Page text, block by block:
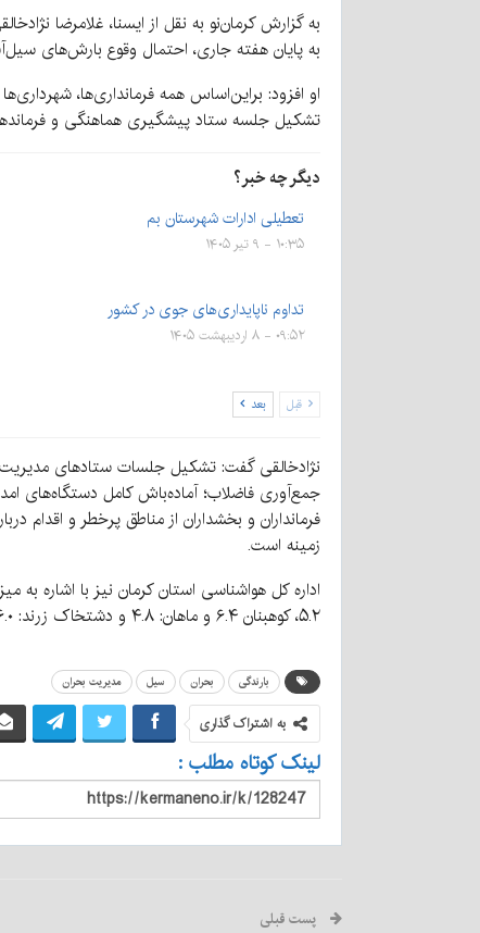
به پایان هفته جاری، احتمال وقوع بارش‌های
او افزود: براین‌اساس همه فرمانداری‌ها،
تشکیل جلسه ستاد پیشگیری هماهنگی و
دیگر چه خبر؟
تعطیلی ادارات شهرستان بم
۱۰:۳۵ - ۹ تیر ۱۴۰۵
تداوم ناپایداری‌های جوی در کشور
۰۹:۵۲ - ۸ اردیبهشت ۱۴۰۵
قبل بعد
نژادخالقی گفت: تشکیل جلسات ستادهای مدیریت
جمع‌آوری فاضلاب؛ آماده‌باش کامل دستگاه‌های
فرمانداران و بخشداران از مناطق پرخطر و اقدام
زمینه است.
۵.۲، کوهبنان ۶.۴ و ماهان: ۴.۸ و دشتخاک زرند: ۶.۰ و ساردوئیه جیرفت ۹ میلیمتر بارش ثبت شده است.
بارندگی بحران سیل مدیریت بحران
به اشتراک گذاری
لینک کوتاه مطلب :
پست قبلی